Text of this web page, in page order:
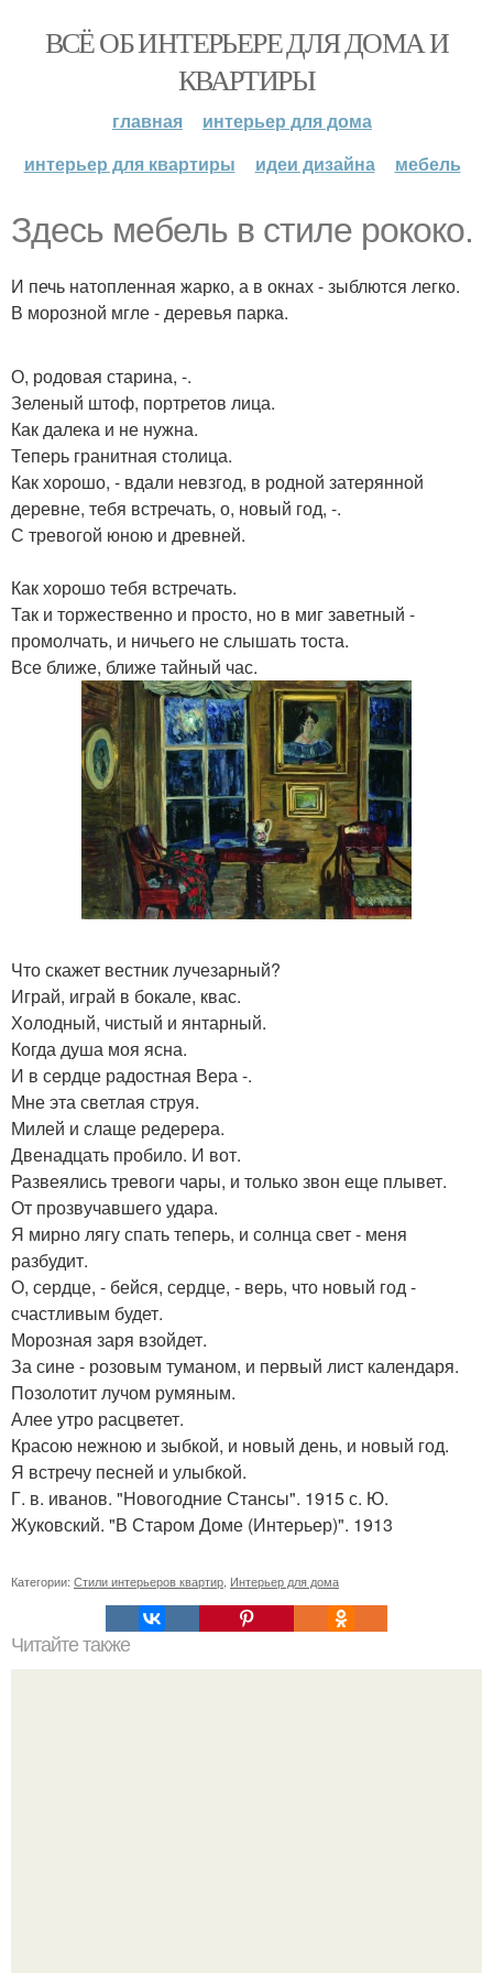
ВСЁ ОБ ИНТЕРЬЕРЕ ДЛЯ ДОМА И
КВАРТИРЫ
главная
интерьер для дома
интерьер для квартиры
идеи дизайна мебель
Здесь мебель в стиле рококо.
И печь натопленная жарко, а в окнах - зыблются легко.
В морозной мгле - деревья парка.
О, родовая старина, -.
Зеленый штоф, портретов лица.
Как далека и не нужна.
Теперь гранитная столица.
Как хорошо, - вдали невзгод, в родной затерянной
деревне, тебя встречать, о, новый год, -.
С тревогой юною и древней.
Как хорошо тебя встречать.
Так и торжественно и просто, но в миг заветный -
промолчать, и ничьего не слышать тоста.
Все ближе, ближе тайный час.
Что скажет вестник лучезарный?
Играй, играй в бокале, квас.
Холодный, чистый и янтарный.
Когда душа моя ясна.
И в сердце радостная Вера -.
Мне эта светлая струя.
Милей и слаще редерера.
Двенадцать пробило. И вот.
Развеялись тревоги чары, и только звон еще плывет.
От прозвучавшего удара.
Я мирно лягу спать теперь, и солнца свет - меня
разбудит.
О, сердце, - бейся, сердце, - верь, что новый год -
счастливым будет.
Морозная заря взойдет.
За сине - розовым туманом, и первый лист календаря.
Позолотит лучом румяным.
Алее утро расцветет.
Красою нежною и зыбкой, и новый день, и новый год.
Я встречу песней и улыбкой.
Г. в. иванов. "Новогодние Стансы". 1915 с. Ю.
Жуковский. "В Старом Доме (Интерьер)". 1913
Категории: Стили интерьеров квартир Интерьер для дома
Читайте также